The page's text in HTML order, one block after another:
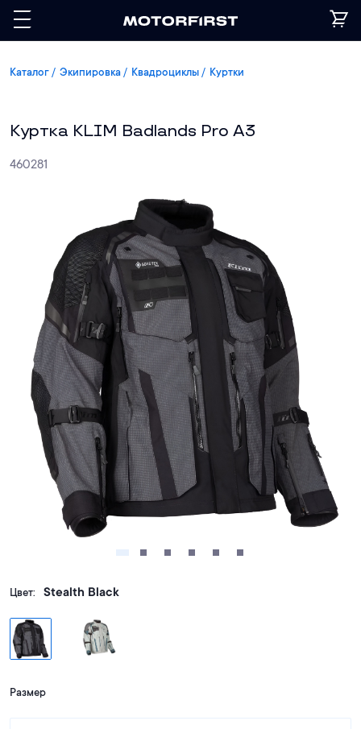
Каталог Экипировка Квадроциклы Куртки
Куртка KLIM Badlands Pro A3
460281
Цвет: Stealth Black
Размер